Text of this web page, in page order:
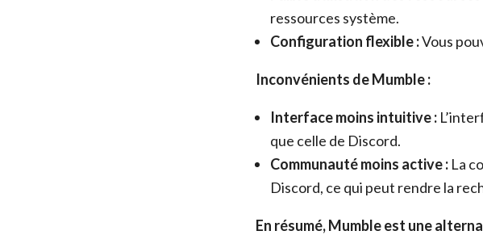
ressources système.
Configuration flexible :Vous
Inconvénients de Mumble :
Interface moins intuitive :
que celle de Discord.
Communauté moins active : La
Discord, ce qui peut rendre la
En résumé, Mumble est une